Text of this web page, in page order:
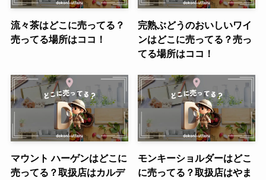
流々茶はどこに売ってる？
売ってる場所はココ！
完熟ぶどうのおいしいワイ
ンはどこに売ってる？売っ
てる場所はココ！
マウント ハーゲンはどこに
売ってる？取扱店はカルデ
モンキーショルダーはどこ
に売ってる？取扱店はやま